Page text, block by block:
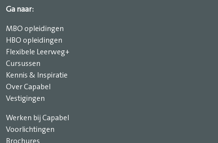
Ga naar:
MBO opleidingen
HBO opleidingen
Flexibele Leerweg+
Cursussen
Kennis & Inspiratie
Over Capabel
Vestigingen
Werken bij Capabel
Voorlichtingen
Brochures